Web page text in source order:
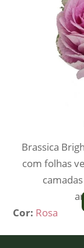
Brassica
com folhas
Cor: Rosa